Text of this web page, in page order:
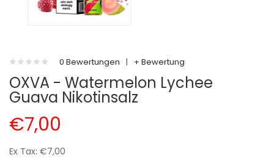
0 Bewertungen | + Bewertung
OXVA - Watermelon Lychee
Guava Nikotinsalz
€7,00
Ex Tax: €7,00